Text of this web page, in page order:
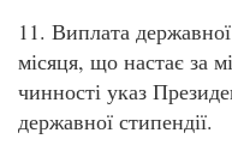
11. Виплата
місяця, що настає за
чинності указ
державної стипендії.